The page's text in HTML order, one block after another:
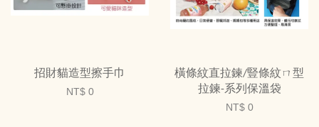
招財貓造型擦手巾
NT$ 0
橫條紋直拉鍊/豎條紋ㄇ型
拉鍊-系列保溫袋
NT$ 0